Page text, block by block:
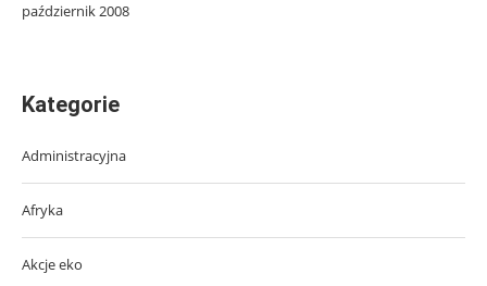
październik 2008
Kategorie
Administracyjna
Afryka
Akcje eko